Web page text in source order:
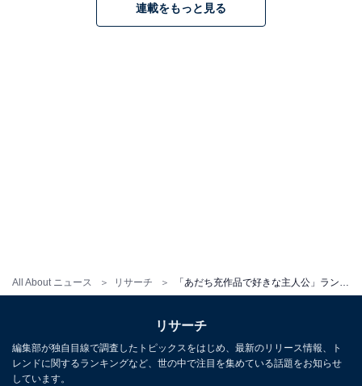
All About ニュース リサーチ
連載をもっと見る
リサーチ
編集部が独自目線で調査したトピックスをはじめ、最新のリリース情報、ト
レンドに関するランキングなど、世の中で注目を集めている話題をお知らせ
しています。